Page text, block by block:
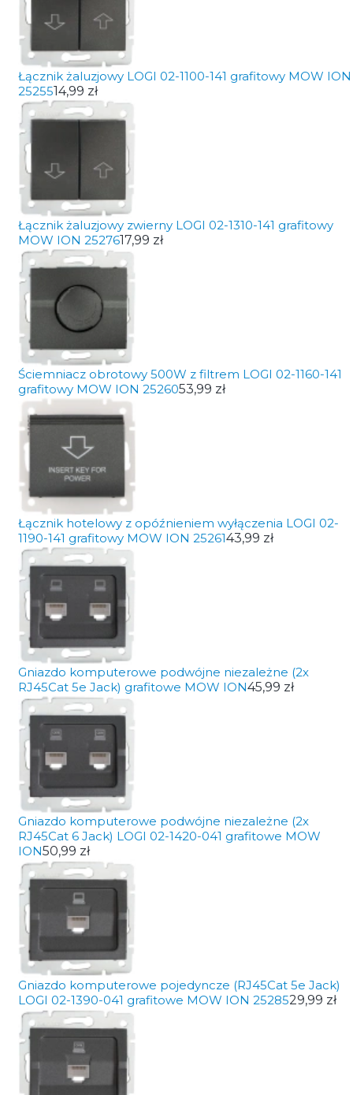
Łącznik żaluzjowy LOGI 02-1100-141 grafitowy MOW ION
2525514,99 zł
Łącznik żaluzjowy zwierny LOGI 02-1310-141 grafitowy
MOW ION 2527617,99 zł
Ściemniacz obrotowy 500W z filtrem LOGI 02-1160-141
grafitowy MOW ION 2526053,99 zł
Łącznik hotelowy z opóźnieniem wyłączenia LOGI 02-
1190-141 grafitowy MOW ION 2526143,99 zł
Gniazdo komputerowe podwójne niezależne (2x
RJ45Cat 5e Jack) grafitowe MOW ION45,99 zł
Gniazdo komputerowe podwójne niezależne (2x
RJ45Cat 6 Jack) LOGI 02-1420-041 grafitowe MOW
ION50,99 zł
Gniazdo komputerowe pojedyncze (RJ45Cat 5e Jack)
LOGI 02-1390-041 grafitowe MOW ION 2528529,99 zł